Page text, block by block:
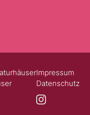
Impressum
Datenschutz